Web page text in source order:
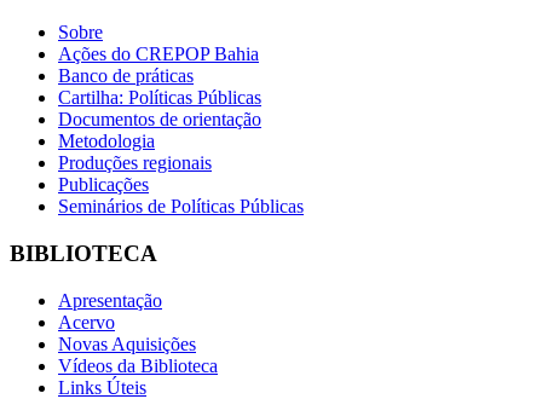
Sobre
Ações do CREPOP Bahia
Banco de práticas
Cartilha: Políticas Públicas
Documentos de orientação
Metodologia
Produções regionais
Publicações
Seminários de Políticas Públicas
BIBLIOTECA
Apresentação
Acervo
Novas Aquisições
Vídeos da Biblioteca
Links Úteis